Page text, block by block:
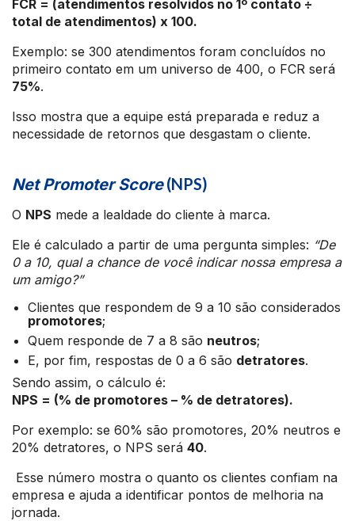
FCR = (atendimentos resolvidos no 1º contato ÷
total de atendimentos) x 100.
Exemplo: se 300 atendimentos foram concluídos no
primeiro contato em um universo de 400, o FCR será
75%.
Isso mostra que a equipe está preparada e reduz a
necessidade de retornos que desgastam o cliente.
Net Promoter Score(NPS)
O NPS mede a lealdade do cliente à marca.
Ele é calculado a partir de uma pergunta simples: “De
0 a 10, qual a chance de você indicar nossa empresa a
um amigo?”
Clientes que respondem de 9 a 10 são considerados
promotores;
Quem responde de 7 a 8 são neutros;
E, por fim, respostas de 0 a 6 são detratores.
Sendo assim, o cálculo é:
NPS = (% de promotores – % de detratores).
Por exemplo: se 60% são promotores, 20% neutros e
20% detratores, o NPS será 40.
Esse número mostra o quanto os clientes confiam na
empresa e ajuda a identificar pontos de melhoria na
jornada.